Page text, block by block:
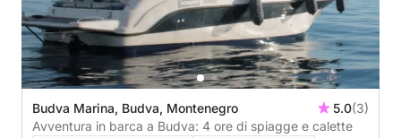
Budva Marina, Budva, Montenegro 5.0(3)
Avventura in barca a Budva: 4 ore di spiagge e calette